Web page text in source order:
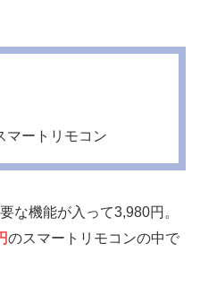
マートリモコン
な機能が入って3,980円。
のスマートリモコンの中で